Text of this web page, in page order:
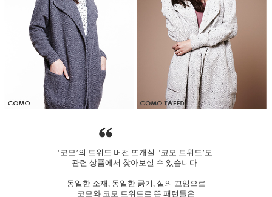
‘코모’의 트위드 버전 뜨개실 ‘코모 트위드’도
관련 상품에서 찾아보실 수 있습니다.
동일한 소재, 동일한 굵기, 실의 꼬임으로
코모와 코모 트위드로 뜬 패턴들은